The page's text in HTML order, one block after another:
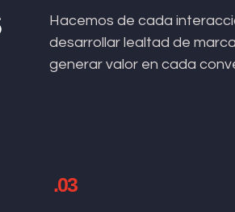
Hacemos de cada
desarrollar lealtad de
generar valor en cada
.03